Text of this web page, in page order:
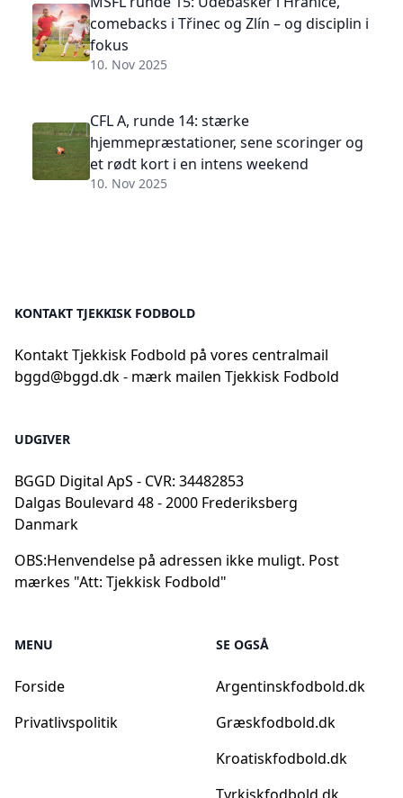
comebacks i Třinec og Zlín – og disciplin i
fokus
10. Nov 2025
CFL A, runde 14: stærke
hjemmepræstationer, sene scoringer og
et rødt kort i en intens weekend
10. Nov 2025
KONTAKT TJEKKISK FODBOLD
Kontakt Tjekkisk Fodbold på vores centralmail
bggd@bggd.dk- mærk mailen Tjekkisk Fodbold
UDGIVER
BGGD Digital ApS - CVR: 34482853
Dalgas Boulevard 48 - 2000 Frederiksberg
Danmark
OBS:Henvendelse på adressen ikke muligt. Post
mærkes "Att: Tjekkisk Fodbold"
MENU
Forside
Privatlivspolitik
SE OGSÅ
Argentinskfodbold.dk
Græskfodbold.dk
Kroatiskfodbold.dk